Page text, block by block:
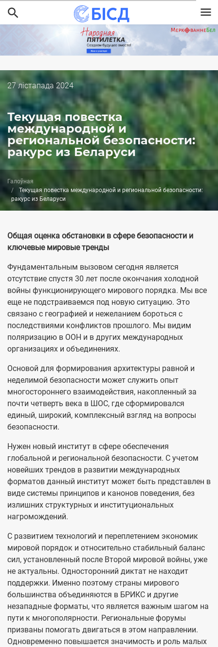
Перайсці
да
асноўнага
змесціва
Дата
публікацыі
27 лістапада 2024
Текущая повестка
международной и
региональной безопасности:
ракурс из Беларуси
Галоўная
Текущая повестка международной и региональной безопасности:
ракурс из Беларуси
Общая оценка обстановки в сфере безопасности и
ключевые мировые тренды
Фундаментальным вызовом сегодня является
отсутствие спустя 30 лет после окончания холодной
войны функционирующего мирового порядка. Мы все
еще не подстраиваемся под новую ситуацию. Это
связано с географией и нежеланием бороться с
последствиями конфликтов прошлого. Мы видим
поляризацию в ООН и в других международных
организациях и объединениях.
Основой для формирования архитектуры равной и
неделимой безопасности может служить опыт
многостороннего взаимодействия, накопленный за
почти четверть века в ШОС, где сформировался
единый, широкий, комплексный взгляд на вопросы
безопасности.
Нужен новый институт в сфере обеспечения
глобальной и региональной безопасности. С учетом
новейших трендов в развитии международных
форматов данный институт может быть представлен в
виде системы принципов и канонов поведения, без
излишних структурных и институциональных
нагромождений.
С развитием технологий и переплетением экономик
мировой порядок и относительно стабильный баланс
сил, установленный после Второй мировой войны, уже
не актуальны. Односторонний диктат не находит
поддержки. Именно поэтому страны мирового
большинства объединяются в БРИКС и другие
незападные форматы, что является важным шагом на
пути к многополярности. Региональные форумы
призваны помогать двигаться в этом направлении.
Одновременно повышается значимость и роль малых